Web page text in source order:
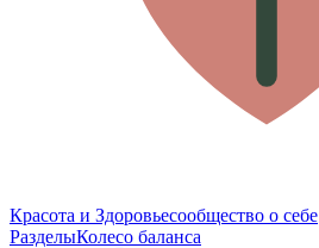
Красота и Здоровьесообщество о себе
РазделыКолесо баланса